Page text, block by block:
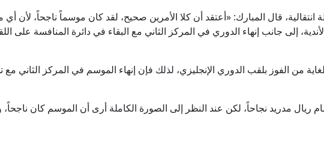
قال المبارك: «أعتقد أن كلا الأمرين صحيح، لقد كان موسماً ناجحاً، لأن
إلى جانب إنهاء الدوري في المركز الثاني مع البقاء في دائرة المنافسة على
من الفوز بلقب الدوري الإنجليزي، لذلك فإن إنهاء الموسم في المركز الثاني مع
ريال مدريد نجاحاً، لكن عند النظر إلى الصورة الكاملة أرى أن الموسم كان